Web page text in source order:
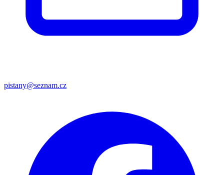
pistany@seznam.cz